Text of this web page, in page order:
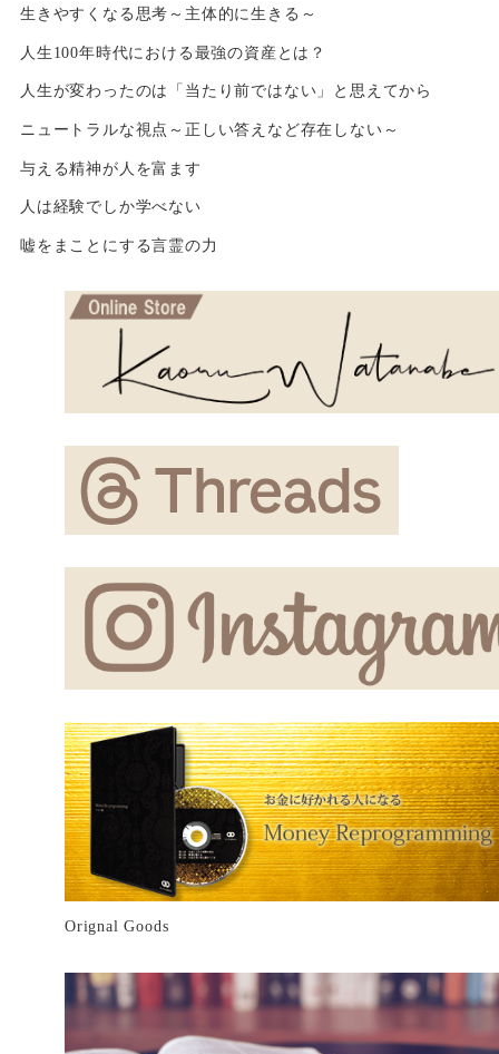
生きやすくなる思考～主体的に生きる～
人生100年時代における最強の資産とは？
人生が変わったのは「当たり前ではない」と思えてから
ニュートラルな視点～正しい答えなど存在しない～
与える精神が人を富ます
人は経験でしか学べない
嘘をまことにする言霊の力
Orignal Goods